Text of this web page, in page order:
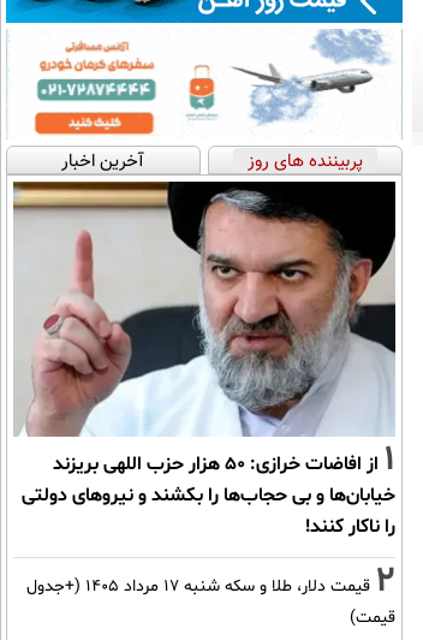
پربیننده های روز آخرین اخبار
1
از افاضات خرازی: ۵۰ هزار حزب اللهی بریزند
خیابان‌ها و بی حجاب‌ها را بکشند و نیرو‌های دولتی
را ناکار کنند!
2
قیمت دلار، طلا و سکه شنبه ۱۷ مرداد ۱۴۰۵ (+جدول
قیمت)